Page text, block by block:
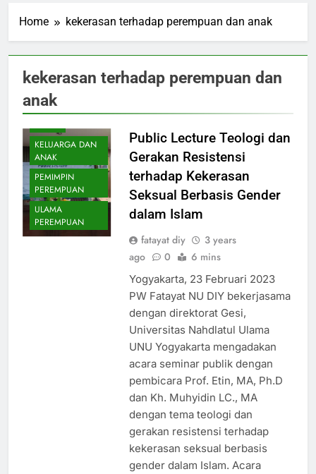
Home kekerasan terhadap perempuan dan anak
kekerasan terhadap perempuan dan
anak
KELUARGA DAN
ANAK
PEMIMPIN
PEREMPUAN
ULAMA
PEREMPUAN
Public Lecture Teologi dan
Gerakan Resistensi
terhadap Kekerasan
Seksual Berbasis Gender
dalam Islam
fatayat diy
3 years
ago
0 6 mins
Yogyakarta, 23 Februari 2023
PW Fatayat NU DIY bekerjasama
dengan direktorat Gesi,
Universitas Nahdlatul Ulama
UNU Yogyakarta mengadakan
acara seminar publik dengan
pembicara Prof. Etin, MA, Ph.D
dan Kh. Muhyidin LC., MA
dengan tema teologi dan
gerakan resistensi terhadap
kekerasan seksual berbasis
gender dalam Islam. Acara